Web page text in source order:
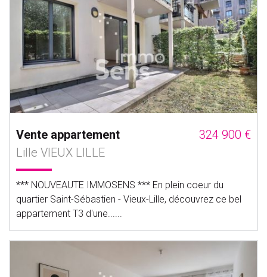
Vente appartement
324 900 €
Lille VIEUX LILLE
*** NOUVEAUTE IMMOSENS *** En plein coeur du
quartier Saint-Sébastien - Vieux-Lille, découvrez ce bel
appartement T3 d'une......